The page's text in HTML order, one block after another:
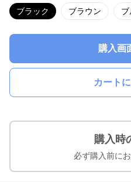
ブラック ブラウン ブ
購入画
カート
購入時
必ず購入前に